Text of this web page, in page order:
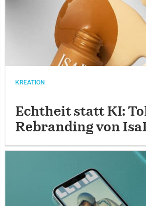
KREATION
Echtheit statt KI:
Rebranding von